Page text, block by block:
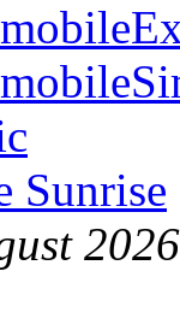
Sunrise